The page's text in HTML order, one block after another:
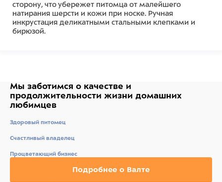
сторону, что убережет питомца от малейшего
натирания шерсти и кожи при носке. Ручная
инкрустация деликатными стальными клепками и
бирюзой.
Мы заботимся о качестве и
продолжительности жизни домашних
любимцев
Здоровый питомец
Счастливый владелец
Процветающий бизнес
Подробнее о Валте